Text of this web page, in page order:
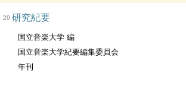
20 研究紀要
国立音楽大学 編
国立音楽大学紀要編集委員会
年刊